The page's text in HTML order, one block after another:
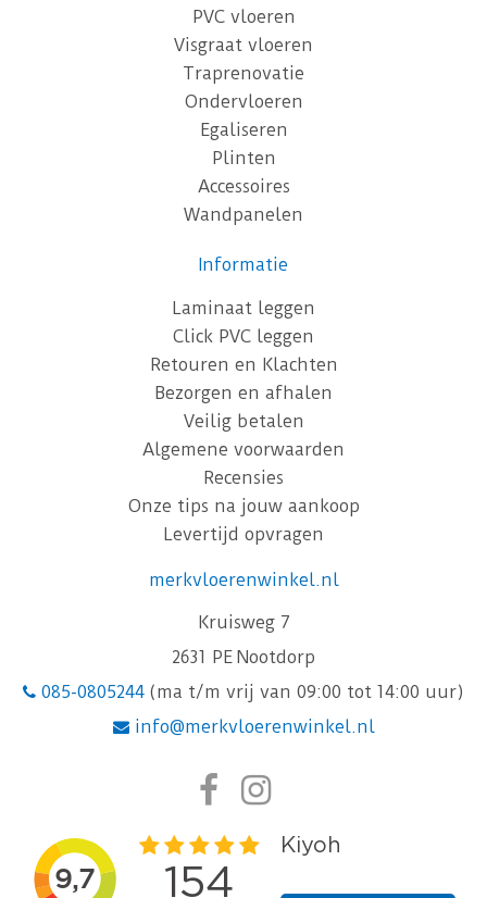
PVC vloeren
Visgraat vloeren
Traprenovatie
Ondervloeren
Egaliseren
Plinten
Accessoires
Wandpanelen
Informatie
Laminaat leggen
Click PVC leggen
Retouren en Klachten
Bezorgen en afhalen
Veilig betalen
Algemene voorwaarden
Recensies
Onze tips na jouw aankoop
Levertijd opvragen
merkvloerenwinkel.nl
Kruisweg 7
2631 PE Nootdorp
085-0805244 (ma t/m vrij van 09:00 tot 14:00 uur)
info@merkvloerenwinkel.nl